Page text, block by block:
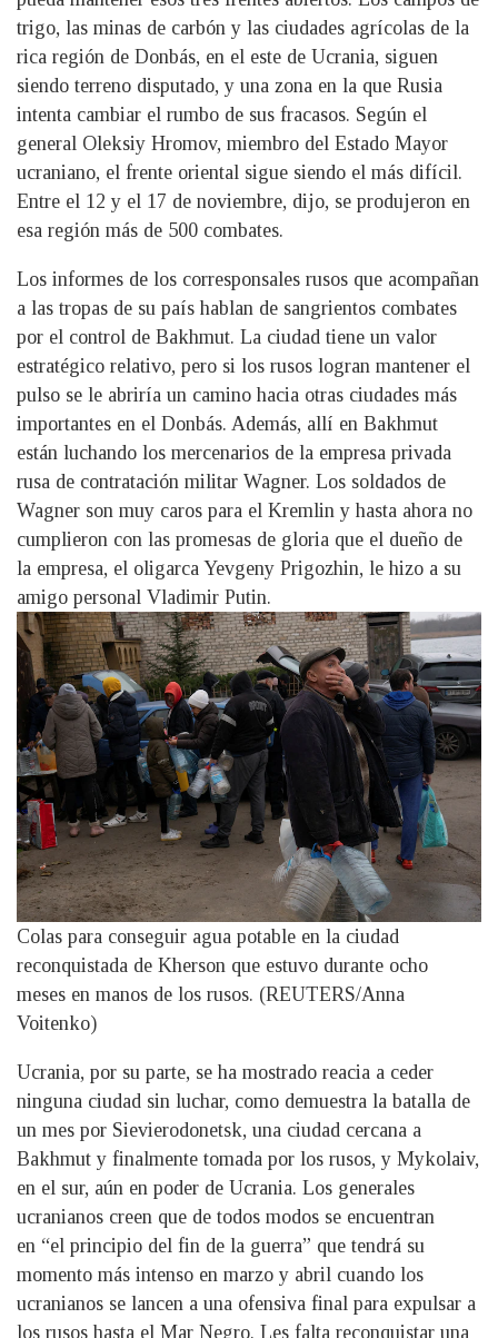
trigo, las minas de carbón y las ciudades agrícolas de la
rica región de Donbás, en el este de Ucrania, siguen
siendo terreno disputado, y una zona en la que Rusia
intenta cambiar el rumbo de sus fracasos. Según el
general Oleksiy Hromov, miembro del Estado Mayor
ucraniano, el frente oriental sigue siendo el más difícil.
Entre el 12 y el 17 de noviembre, dijo, se produjeron en
esa región más de 500 combates.
Los informes de los corresponsales rusos que acompañan
a las tropas de su país hablan de sangrientos combates
por el control de Bakhmut. La ciudad tiene un valor
estratégico relativo, pero si los rusos logran mantener el
pulso se le abriría un camino hacia otras ciudades más
importantes en el Donbás. Además, allí en Bakhmut
están luchando los mercenarios de la empresa privada
rusa de contratación militar Wagner. Los soldados de
Wagner son muy caros para el Kremlin y hasta ahora no
cumplieron con las promesas de gloria que el dueño de
la empresa, el oligarca Yevgeny Prigozhin, le hizo a su
amigo personal Vladimir Putin.
Colas para conseguir agua potable en la ciudad
reconquistada de Kherson que estuvo durante ocho
meses en manos de los rusos. (REUTERS/Anna
Voitenko)
Ucrania, por su parte, se ha mostrado reacia a ceder
ninguna ciudad sin luchar, como demuestra la batalla de
un mes por Sievierodonetsk, una ciudad cercana a
Bakhmut y finalmente tomada por los rusos, y Mykolaiv,
en el sur, aún en poder de Ucrania. Los generales
ucranianos creen que de todos modos se encuentran
en “el principio del fin de la guerra” que tendrá su
momento más intenso en marzo y abril cuando los
ucranianos se lancen a una ofensiva final para expulsar a
los rusos hasta el Mar Negro. Les falta reconquistar una